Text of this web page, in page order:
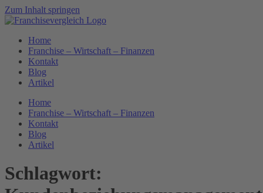
Zum Inhalt springen
Home
Franchise – Wirtschaft – Finanzen
Kontakt
Blog
Artikel
Home
Franchise – Wirtschaft – Finanzen
Kontakt
Blog
Artikel
Schlagwort: